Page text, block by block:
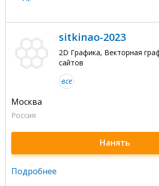
sitkinao-2023
2D Графика, Векторная
сайтов
все
Москва
Россия
Нанять
Подробнее